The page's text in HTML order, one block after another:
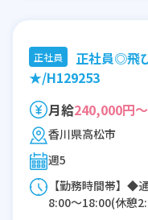
正社員
正社員◎飛
★/H129253
月給240,000円
香川県高松市
週5
【勤務時間帯】◆
8:00〜18:00(休憩